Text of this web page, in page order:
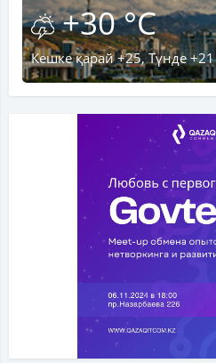
+30 °C
Кешке қарай +25, Түнде +21